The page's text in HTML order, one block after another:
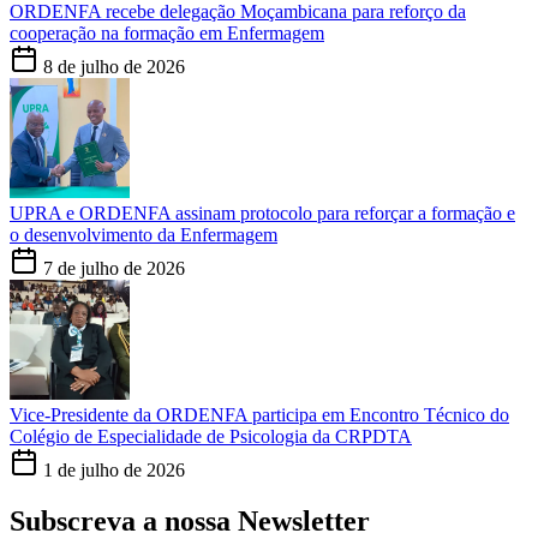
ORDENFA recebe delegação Moçambicana para reforço da
cooperação na formação em Enfermagem
8 de julho de 2026
UPRA e ORDENFA assinam protocolo para reforçar a formação e
o desenvolvimento da Enfermagem
7 de julho de 2026
Vice-Presidente da ORDENFA participa em Encontro Técnico do
Colégio de Especialidade de Psicologia da CRPDTA
1 de julho de 2026
Subscreva a nossa Newsletter